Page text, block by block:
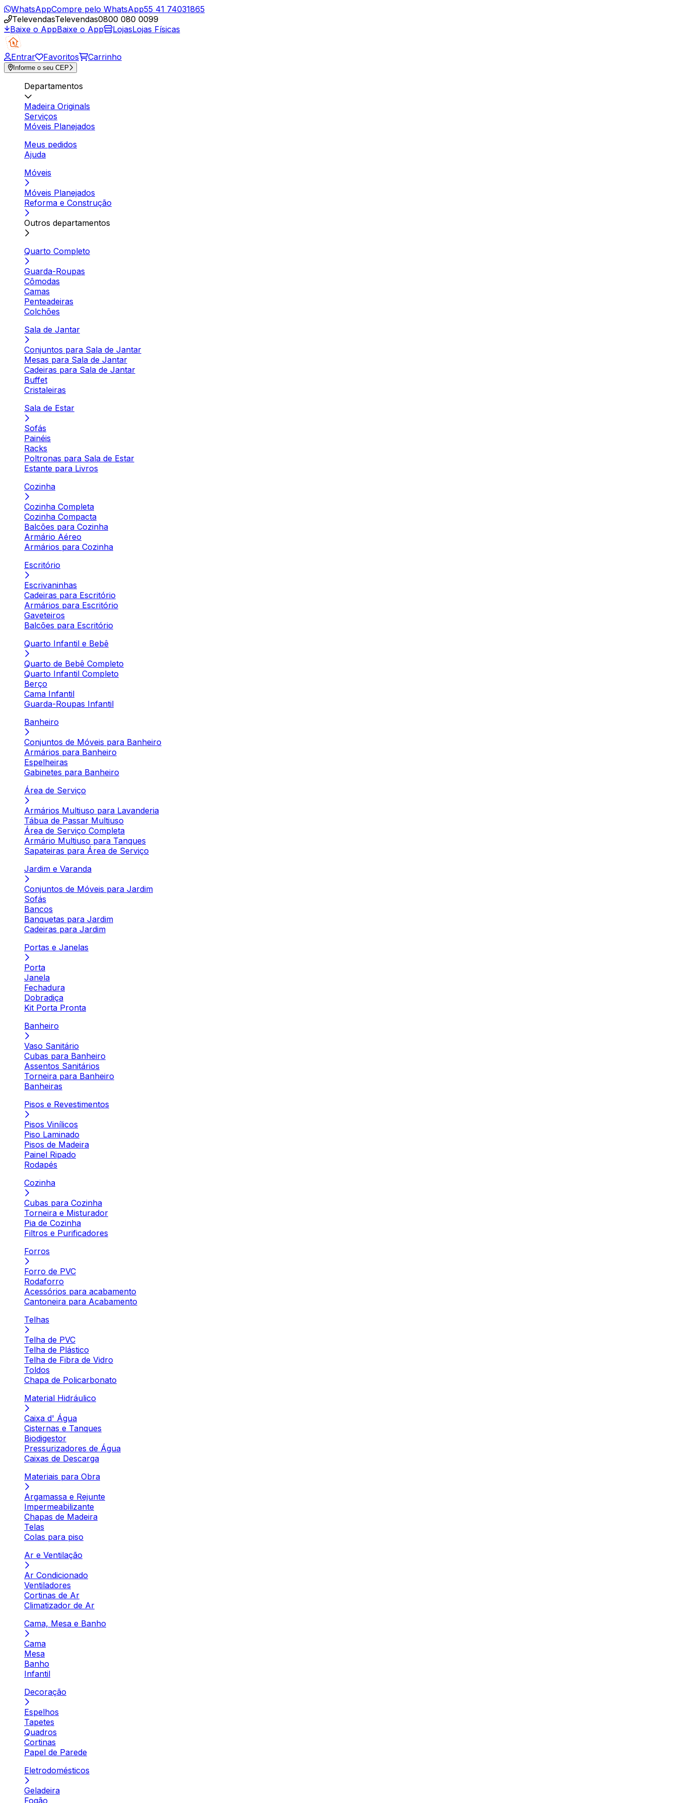
WhatsAppCompre pelo WhatsApp55 41 74031865
TelevendasTelevendas0800 080 0099
Baixe o AppBaixe o App LojasLojas Físicas
Entrar Favoritos Carrinho
Informe o seu CEP
Departamentos
Madeira Originals
Serviços
Móveis Planejados
Meus pedidos
Ajuda
Móveis
Móveis Planejados
Reforma e Construção
Outros departamentos
Quarto Completo
Guarda-Roupas
Cômodas
Camas
Penteadeiras
Colchões
Sala de Jantar
Conjuntos para Sala de Jantar
Mesas para Sala de Jantar
Cadeiras para Sala de Jantar
Buffet
Cristaleiras
Sala de Estar
Sofás
Painéis
Racks
Poltronas para Sala de Estar
Estante para Livros
Cozinha
Cozinha Completa
Cozinha Compacta
Balcões para Cozinha
Armário Aéreo
Armários para Cozinha
Escritório
Escrivaninhas
Cadeiras para Escritório
Armários para Escritório
Gaveteiros
Balcões para Escritório
Quarto Infantil e Bebê
Quarto de Bebê Completo
Quarto Infantil Completo
Berço
Cama Infantil
Guarda-Roupas Infantil
Banheiro
Conjuntos de Móveis para Banheiro
Armários para Banheiro
Espelheiras
Gabinetes para Banheiro
Área de Serviço
Armários Multiuso para Lavanderia
Tábua de Passar Multiuso
Área de Serviço Completa
Armário Multiuso para Tanques
Sapateiras para Área de Serviço
Jardim e Varanda
Conjuntos de Móveis para Jardim
Sofás
Bancos
Banquetas para Jardim
Cadeiras para Jardim
Portas e Janelas
Porta
Janela
Fechadura
Dobradiça
Kit Porta Pronta
Banheiro
Vaso Sanitário
Cubas para Banheiro
Assentos Sanitários
Torneira para Banheiro
Banheiras
Pisos e Revestimentos
Pisos Vinílicos
Piso Laminado
Pisos de Madeira
Painel Ripado
Rodapés
Cozinha
Cubas para Cozinha
Torneira e Misturador
Pia de Cozinha
Filtros e Purificadores
Forros
Forro de PVC
Rodaforro
Acessórios para acabamento
Cantoneira para Acabamento
Telhas
Telha de PVC
Telha de Plástico
Telha de Fibra de Vidro
Toldos
Chapa de Policarbonato
Material Hidráulico
Caixa d' Água
Cisternas e Tanques
Biodigestor
Pressurizadores de Água
Caixas de Descarga
Materiais para Obra
Argamassa e Rejunte
Impermeabilizante
Chapas de Madeira
Telas
Colas para piso
Ar e Ventilação
Ar Condicionado
Ventiladores
Cortinas de Ar
Climatizador de Ar
Cama, Mesa e Banho
Cama
Mesa
Banho
Infantil
Decoração
Espelhos
Tapetes
Quadros
Cortinas
Papel de Parede
Eletrodomésticos
Geladeira
Fogão